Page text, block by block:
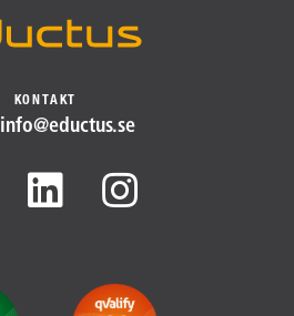
KONTAKT
info@​eductus.se